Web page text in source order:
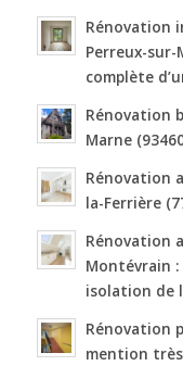
Rénovation
Perreux-
complète
Rénovation
Marne
Rénovation
la-Ferrière
Rénovation
Montévrain :
isolation de
Rénovation
mention